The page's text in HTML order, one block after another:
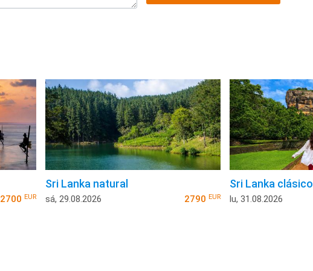
2700 EUR
Sri Lanka natural
sá, 29.08.2026 2790 EUR
Sri Lanka clásico
lu, 31.08.2026